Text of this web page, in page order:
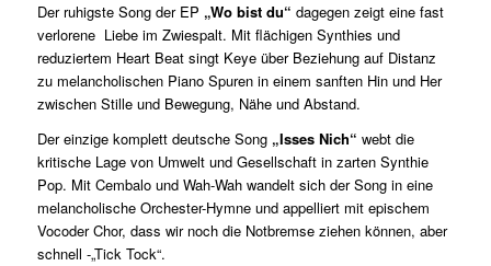
Der ruhigste Song der EP „Wo bist du“ dagegen zeigt eine fast
verlorene Liebe im Zwiespalt. Mit flächigen Synthies und
reduziertem Heart Beat singt Keye über Beziehung auf Distanz
zu melancholischen Piano Spuren in einem sanften Hin und Her
zwischen Stille und Bewegung, Nähe und Abstand.
Der einzige komplett deutsche Song „Isses Nich“ webt die
kritische Lage von Umwelt und Gesellschaft in zarten Synthie
Pop. Mit Cembalo und Wah-Wah wandelt sich der Song in eine
melancholische Orchester-Hymne und appelliert mit epischem
Vocoder Chor, dass wir noch die Notbremse ziehen können, aber
schnell -„Tick Tock“.